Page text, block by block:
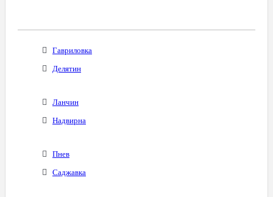
Гавриловка
Делятин
Ланчин
Надвирна
Пнев
Саджавка